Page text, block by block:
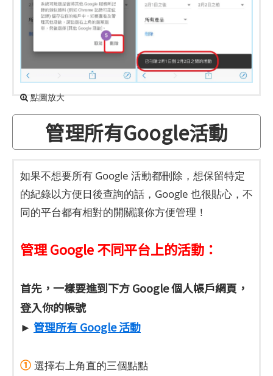
點圖放大
管理所有Google活動
如果不想要所有 Google 活動都刪除，想保留特定
的紀錄以方便日後查詢的話，Google 也很貼心，不
同的平台都有相對的開關讓你方便管理！
管理 Google 不同平台上的活動：
首先，一樣要進到下方 Google 個人帳戶網頁，
登入你的帳號
► 管理所有 Google 活動
① 選擇右上角直的三個點點